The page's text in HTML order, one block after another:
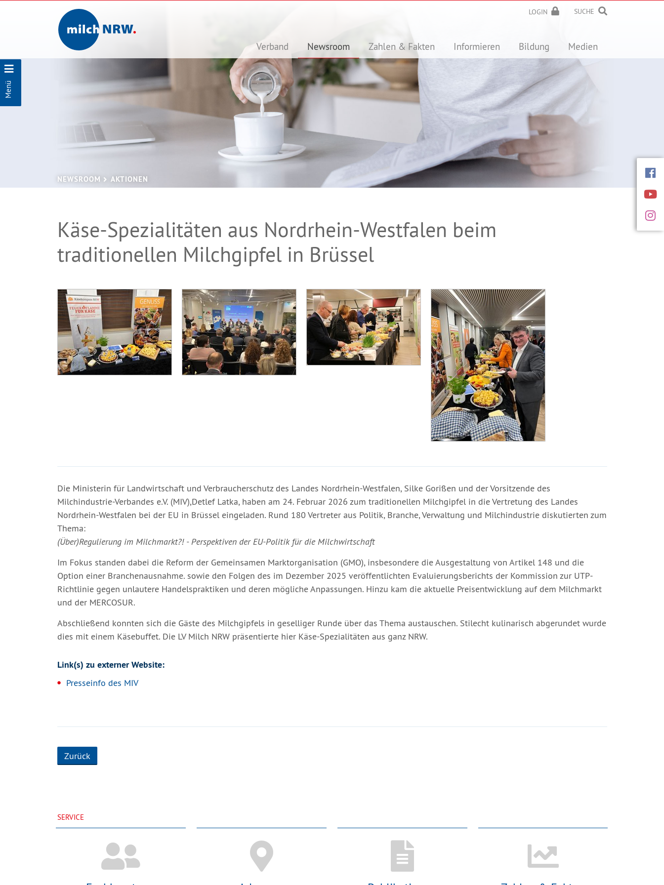
Menü
LOGIN SUCHE
Verband Newsroom Zahlen & Fakten Informieren Bildung Medien
NEWSROOM AKTIONEN
Käse-Spezialitäten aus Nordrhein-Westfalen beim
traditionellen Milchgipfel in Brüssel
Die Ministerin für Landwirtschaft und Verbraucherschutz des Landes Nordrhein-Westfalen, Silke Gorißen und der Vorsitzende des
Milchindustrie-Verbandes e.V. (MIV),Detlef Latka, haben am 24. Februar 2026 zum traditionellen Milchgipfel in die Vertretung des Landes
Nordrhein-Westfalen bei der EU in Brüssel eingeladen. Rund 180 Vertreter aus Politik, Branche, Verwaltung und Milchindustrie diskutierten zum
Thema:
(Über)Regulierung im Milchmarkt?! - Perspektiven der EU-Politik für die Milchwirtschaft
Im Fokus standen dabei die Reform der Gemeinsamen Marktorganisation (GMO), insbesondere die Ausgestaltung von Artikel 148 und die
Option einer Branchenausnahme. sowie den Folgen des im Dezember 2025 veröffentlichten Evaluierungsberichts der Kommission zur UTP-
Richtlinie gegen unlautere Handelspraktiken und deren mögliche Anpassungen. Hinzu kam die aktuelle Preisentwicklung auf dem Milchmarkt
und der MERCOSUR.
Abschließend konnten sich die Gäste des Milchgipfels in geselliger Runde über das Thema austauschen. Stilecht kulinarisch abgerundet wurde
dies mit einem Käsebuffet. Die LV Milch NRW präsentierte hier Käse-Spezialitäten aus ganz NRW.
Link(s) zu externer Website:
Presseinfo des MIV
Zurück
SERVICE